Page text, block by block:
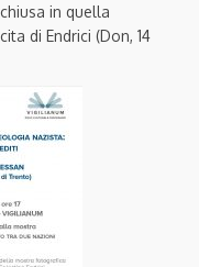
in quella
di Endrici (Don, 14